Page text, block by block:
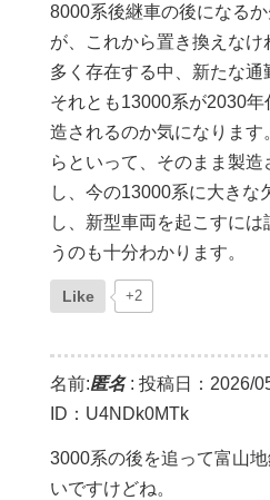
8000系後継車の後になる
が、これから置き換えな
多く存在する中、新たな通
それとも13000系が2030
造されるのか気になりま
らといって、そのまま製
し、今の13000系に大きな
し、新型車両を起こすに
うのも十分わかります。
Like +2
名前:匿名: 投稿日：2026/
ID：U4NDk0MTk
3000系の後を追って富山
いですけどね。